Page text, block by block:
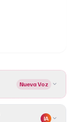
Nueva Voz
IA